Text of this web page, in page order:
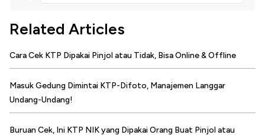
Related Articles
Cara Cek KTP Dipakai Pinjol atau Tidak, Bisa Online & Offline
Masuk Gedung Dimintai KTP-Difoto, Manajemen Langgar
Undang-Undang!
Buruan Cek, Ini KTP NIK yang Dipakai Orang Buat Pinjol atau